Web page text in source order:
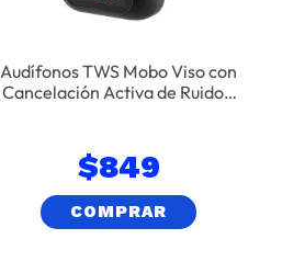
Audífonos TWS Mobo Viso con
Cancelación Activa de Ruido y
$849
COMPRAR